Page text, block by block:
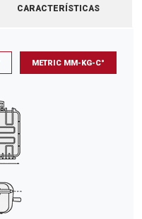
CARACTERÍSTICAS
METRIC MM-KG-C°